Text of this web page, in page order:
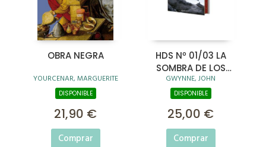
OBRA NEGRA
YOURCENAR, MARGUERITE
DISPONIBLE
21,90 €
Comprar
HDS Nº 01/03 LA
SOMBRA DE LOS
DIOSES (CANTOS
TINTADOS)
GWYNNE, JOHN
DISPONIBLE
25,00 €
Comprar